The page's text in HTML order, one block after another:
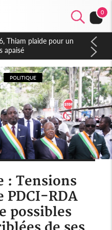
0
les convocations
POLITIQUE
: Tensions
PDCI-RDA
possibles